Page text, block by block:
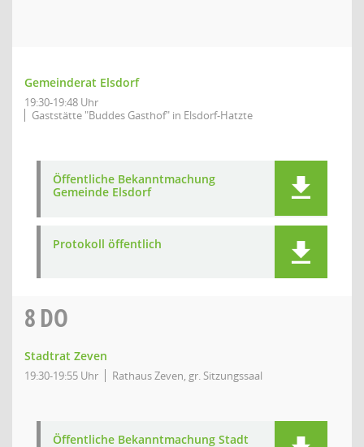
Gemeinderat Elsdorf
19:30-19:48 Uhr
Gaststätte "Buddes Gasthof" in Elsdorf-Hatzte
Öffentliche Bekanntmachung
Gemeinde Elsdorf
Protokoll öffentlich
8DO
Stadtrat Zeven
19:30-19:55 Uhr Rathaus Zeven, gr. Sitzungssaal
Öffentliche Bekanntmachung Stadt